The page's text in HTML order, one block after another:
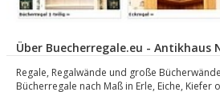
Über Buecherregale.eu - Antikhaus
Regale, Regalwände und große
Bücherregale nach Maß in Erle, Eiche, Kiefer